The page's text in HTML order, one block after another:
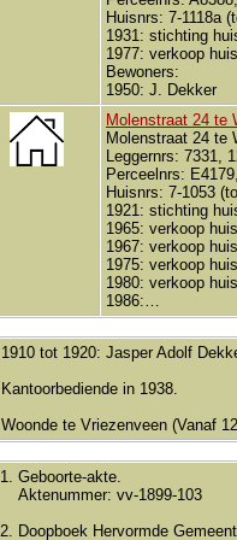
Huisnrs: 7-1118a
1931: stichting
1977: verkoop huis
Bewoners:
1950: J. Dekker
Molenstraat 24 te
Molenstraat 24 te
Leggernrs: 7331,
Perceelnrs:
Huisnrs: 7-1053
1921: stichting
1965: verkoop huis
1967: verkoop huis
1975: verkoop huis
1980: verkoop huis
1986:…
1910 tot 1920: Jasper Adolf
Kantoorbediende in 1938.
Woonde te Vriezenveen (Vanaf
Geboorte-akte.
Aktenummer: vv-1899-103
Doopboek Hervormde